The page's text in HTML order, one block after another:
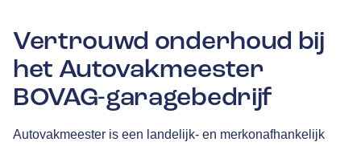
Vertrouwd onderhoud bij
het Autovakmeester
BOVAG-garagebedrijf
Autovakmeester is een landelijk- en merkonafhankelijk